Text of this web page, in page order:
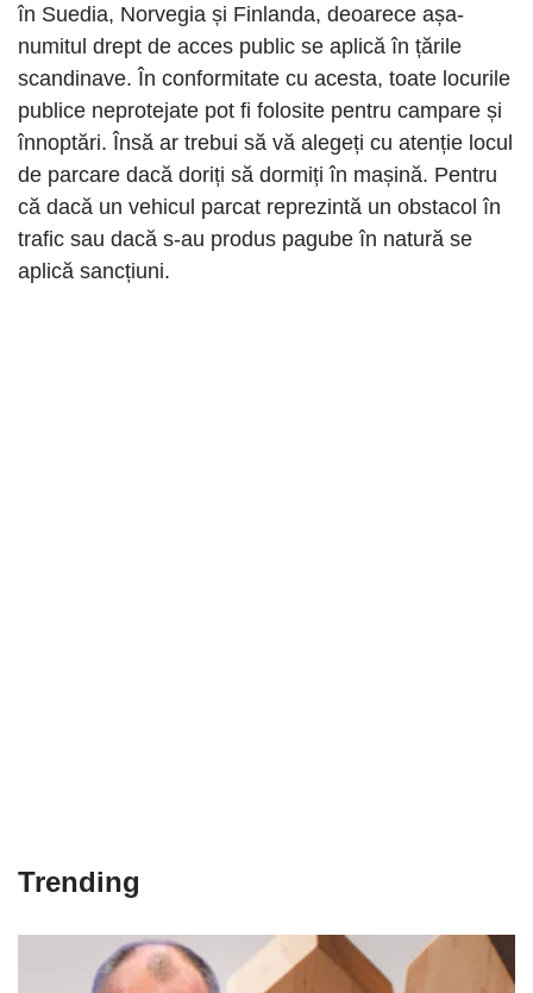
în Suedia, Norvegia și Finlanda, deoarece așa-
numitul drept de acces public se aplică în țările
scandinave. În conformitate cu acesta, toate locurile
publice neprotejate pot fi folosite pentru campare și
înnoptări. Însă ar trebui să vă alegeți cu atenție locul
de parcare dacă doriți să dormiți în mașină. Pentru
că dacă un vehicul parcat reprezintă un obstacol în
trafic sau dacă s-au produs pagube în natură se
aplică sancțiuni.
Trending